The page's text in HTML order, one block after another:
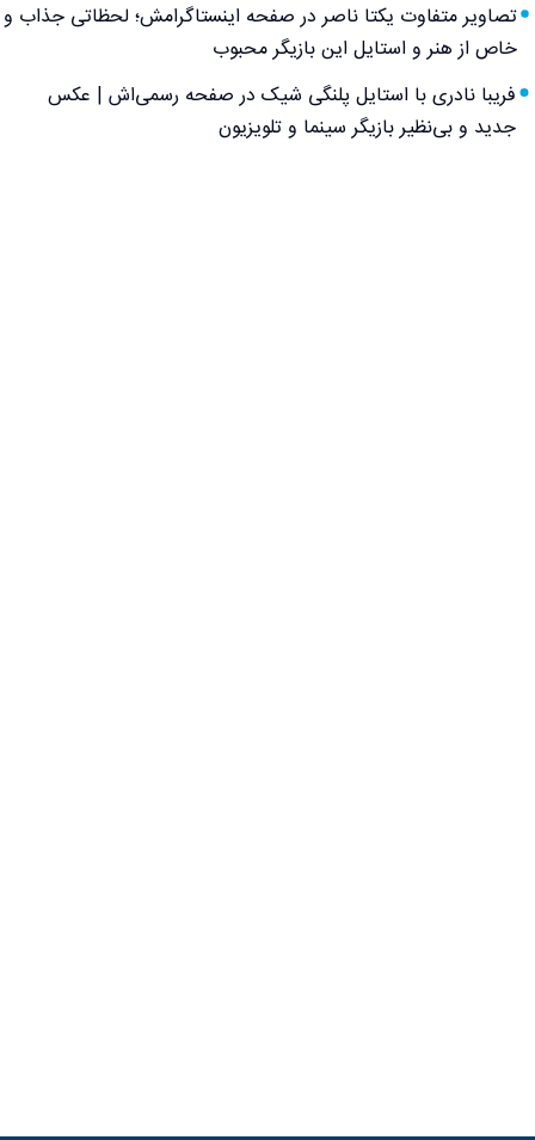
تصاویر متفاوت یکتا ناصر در صفحه اینستاگرامش؛ لحظاتی جذاب و
خاص از هنر و استایل این بازیگر محبوب
فریبا نادری با استایل پلنگی شیک در صفحه رسمی‌اش | عکس
جدید و بی‌نظیر بازیگر سینما و تلویزیون